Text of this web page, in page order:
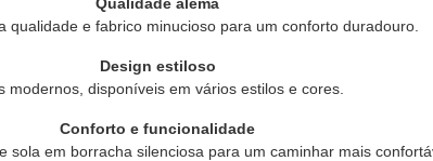
qualidade e fabrico minucioso para um conforto duradouro.
Design estiloso
modernos, disponíveis em vários estilos e cores.
Conforto e funcionalidade
sola em borracha silenciosa para um caminhar mais